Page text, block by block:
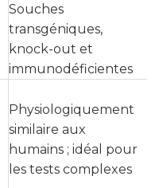
Souches
transgéniques,
knock-out et
immunodéficientes
Physiologiquement
similaire aux
humains ; idéal pour
les tests complexes